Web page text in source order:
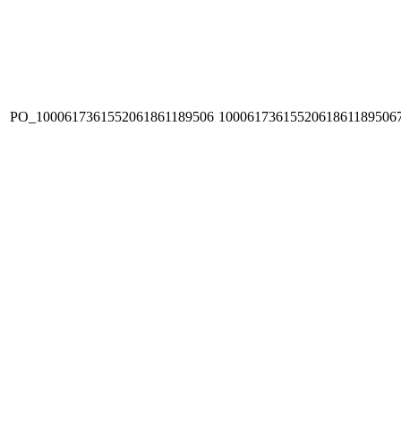
PO_1000617361552061861189506